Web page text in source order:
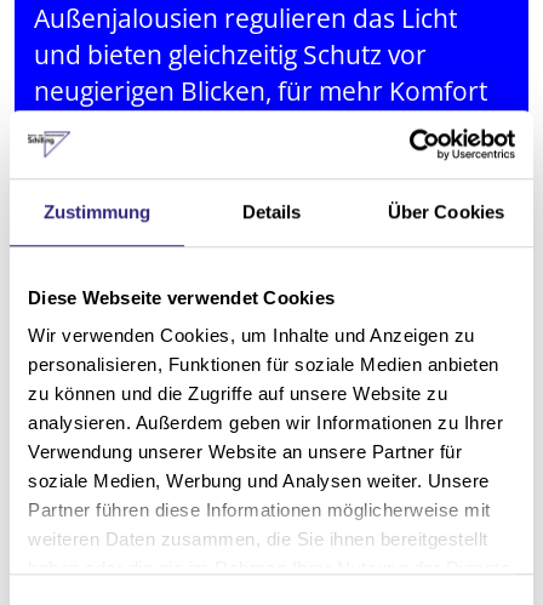
Zustimmung Details Über Cookies
Diese Webseite verwendet Cookies
Wir verwenden Cookies, um Inhalte und Anzeigen zu
personalisieren, Funktionen für soziale Medien anbieten
zu können und die Zugriffe auf unsere Website zu
analysieren. Außerdem geben wir Informationen zu Ihrer
Verwendung unserer Website an unsere Partner für
soziale Medien, Werbung und Analysen weiter. Unsere
Partner führen diese Informationen möglicherweise mit
weiteren Daten zusammen, die Sie ihnen bereitgestellt
Außenjalousien regulieren das Licht
und bieten gleichzeitig Schutz vor
neugierigen Blicken, für mehr Komfort
und Privatsphäre.